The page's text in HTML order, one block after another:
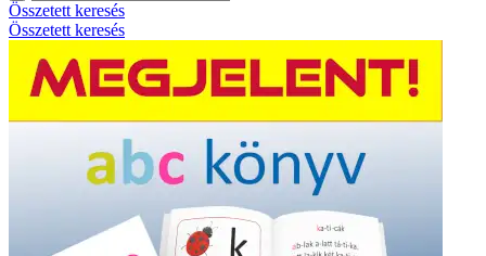
Összetett keresés
Összetett keresés